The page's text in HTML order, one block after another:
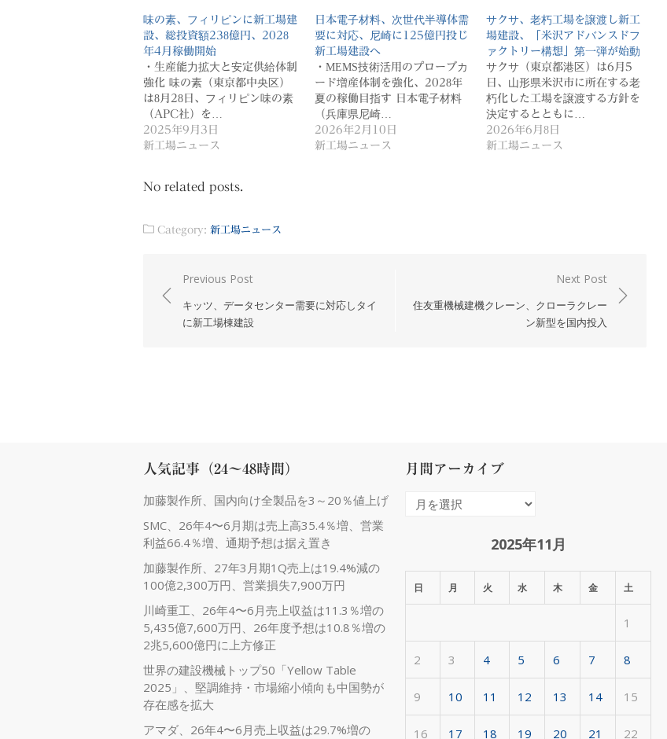
味の素、フィリピンに新工場建
設、総投資額238億円、2028
年4月稼働開始
・生産能力拡大と安定供給体制
強化 味の素（東京都中央区）
は8月28日、フィリピン味の素
（APC社）を…
2025年9月3日
新工場ニュース
日本電子材料、次世代半導体需
要に対応、尼崎に125億円投じ
新工場建設へ
・MEMS技術活用のプローブカ
ード増産体制を強化、2028年
夏の稼働目指す 日本電子材料
（兵庫県尼崎…
2026年2月10日
新工場ニュース
サクサ、老朽工場を譲渡し新工
場建設、「米沢アドバンスドフ
ァクトリー構想」第一弾が始動
サクサ（東京都港区）は6月5
日、山形県米沢市に所在する老
朽化した工場を譲渡する方針を
決定するとともに…
2026年6月8日
新工場ニュース
No related posts.
Category: 新工場ニュース
稿
Previous Post
キッツ、データセンター需要に対応しタイ
に新工場棟建設
Next Post
住友重機械建機クレーン、クローラクレー
ン新型を国内投入
人気記事（24～48時間）
加藤製作所、国内向け全製品を3～20％値上げ
SMC、26年4〜6月期は売上高35.4％増、営業
利益66.4％増、通期予想は据え置き
加藤製作所、27年3月期1Q売上は19.4%減の
100億2,300万円、営業損失7,900万円
川崎重工、26年4〜6月売上収益は11.3％増の
5,435億7,600万円、26年度予想は10.8％増の
2兆5,600億円に上方修正
世界の建設機械トップ50「Yellow Table
2025」、堅調維持・市場縮小傾向も中国勢が
存在感を拡大
アマダ、26年4〜6月売上収益は29.7%増の
月間アーカイブ
カ
イ
2025年11月
日 月 火 水 木 金 土
1
2 3 4 5 6 7 8
9 10 11 12 13 14 15
16 17 18 19 20 21 22